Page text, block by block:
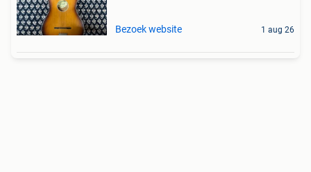
Bezoek website 1 aug 26